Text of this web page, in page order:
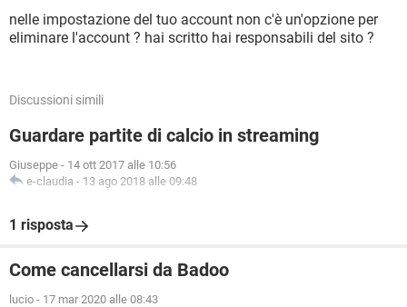
nelle impostazione del tuo account non c'è un'opzione per
eliminare l'account ? hai scritto hai responsabili del sito ?
Discussioni simili
Guardare partite di calcio in streaming
Giuseppe - 14 ott 2017 alle 10:56
e-claudia - 13 ago 2018 alle 09:48
1 risposta
Come cancellarsi da Badoo
lucio - 17 mar 2020 alle 08:43